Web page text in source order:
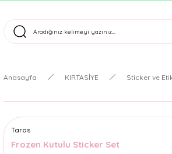
Tüm Siparişler Aynı Gün
Anasayfa KIRTASİYE Sticker ve
Taros
Frozen Kutulu Sticker Set